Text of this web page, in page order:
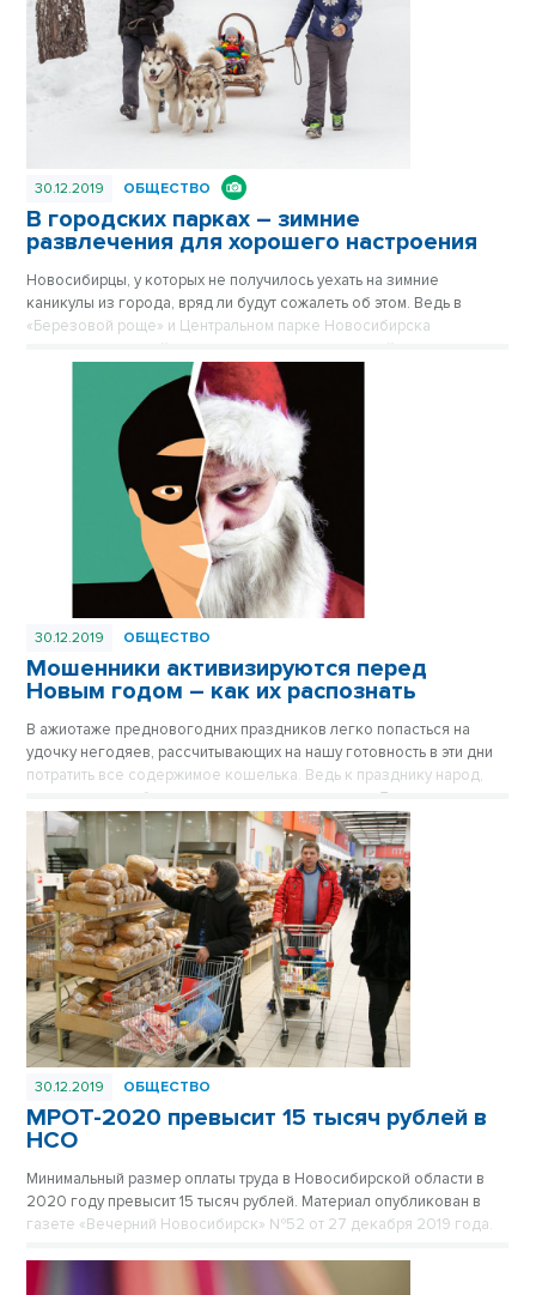
30.12.2019 ОБЩЕСТВО
В городских парках – зимние
развлечения для хорошего настроения
Новосибирцы, у которых не получилось уехать на зимние
каникулы из города, вряд ли будут сожалеть об этом. Ведь в
«Березовой роще» и Центральном парке Новосибирска
Материал опубликован в газете «Вечерний Новосибирск» №52 от
27 декабря 2019 года.
30.12.2019 ОБЩЕСТВО
Мошенники активизируются перед
Новым годом – как их распознать
В ажиотаже предновогодних праздников легко попасться на
удочку негодяев, рассчитывающих на нашу готовность в эти дни
потратить все содержимое кошелька. Ведь к празднику народ,
как правило, собирает некую сумму на подарки. Для жуликов всех
мастей наступает урожайное время, когда они могут нажиться на
доверчивости. Материал опубликован в газете «Вечерний
Новосибирск» №52 от 27 декабря 2019 года.
30.12.2019 ОБЩЕСТВО
МРОТ-2020 превысит 15 тысяч рублей в
НСО
Минимальный размер оплаты труда в Новосибирской области в
2020 году превысит 15 тысяч рублей. Материал опубликован в
газете «Вечерний Новосибирск» №52 от 27 декабря 2019 года.